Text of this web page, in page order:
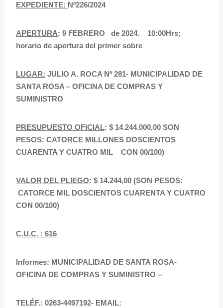
EXPEDIENTE: Nº226/2024
APERTURA: 9 FEBRERO de 2024. 10:00Hrs;
horario de apertura del primer sobre
LUGAR: JULIO A. ROCA Nº 281- MUNICIPALIDAD DE
SANTA ROSA – OFICINA DE COMPRAS Y
SUMINISTRO
PRESUPUESTO OFICIAL: $ 14.244.000,00 SON
PESOS: CATORCE MILLONES DOSCIENTOS
CUARENTA Y CUATRO MIL CON 00/100)
VALOR DEL PLIEGO: $ 14.244,00 (SON PESOS:
CATORCE MIL DOSCIENTOS CUARENTA Y CUATRO
CON 00/100)
C.U.C. : 616
Informes: MUNICIPALIDAD DE SANTA ROSA-
OFICINA DE COMPRAS Y SUMINISTRO –
TELÉF.: 0263-4497192- EMAIL: